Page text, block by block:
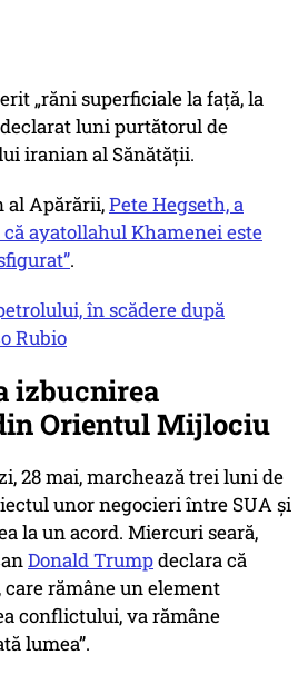
„răni superficiale la faţă, la
luni purtătorul de
iranian al Sănătăţii.
al Apărării,Pete Hegseth, a
ayatollahul Khamenei este
.
în scădere după
Rubio
izbucnirea
Orientul Mijlociu
28 mai, marchează trei luni de
unor negocieri între SUA și
la un acord. Miercuri seară,
Donald Trumpdeclara că
care rămâne un element
conflictului, va rămâne
lumea”.